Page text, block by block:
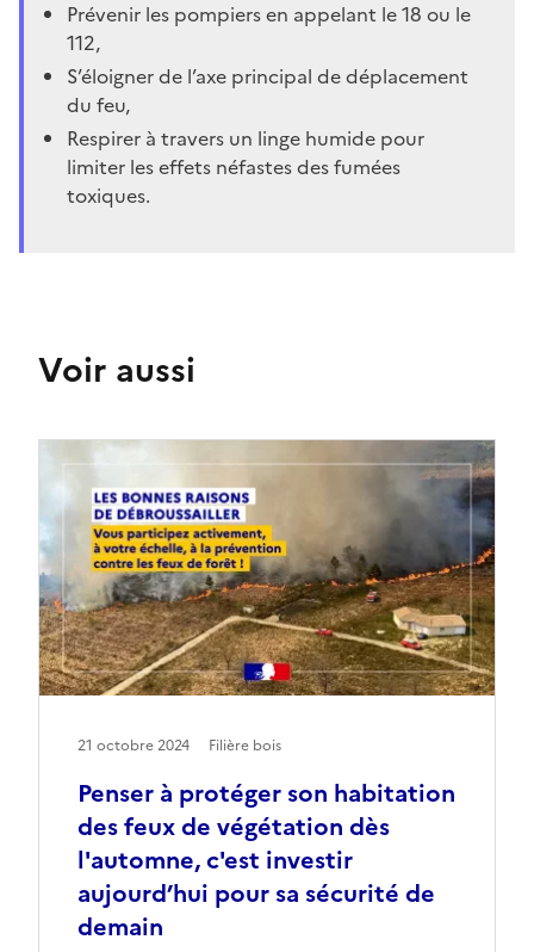
Prévenir les pompiers en appelant le 18 ou le
112,
S’éloigner de l’axe principal de déplacement
du feu,
Respirer à travers un linge humide pour
limiter les effets néfastes des fumées
toxiques.
Voir aussi
Penser à protéger son habitation
des feux de végétation dès
l'automne, c'est investir
aujourd’hui pour sa sécurité de
demain
21 octobre 2024 Filière bois